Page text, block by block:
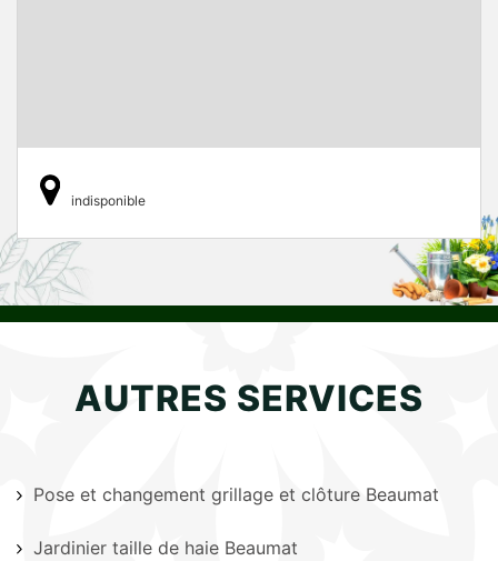
indisponible
AUTRES SERVICES
Pose et changement grillage et clôture Beaumat
Jardinier taille de haie Beaumat